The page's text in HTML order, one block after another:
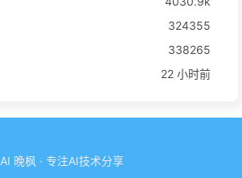
324355
338265
22 小时前
AI 晚枫 · 专注AI技术分享